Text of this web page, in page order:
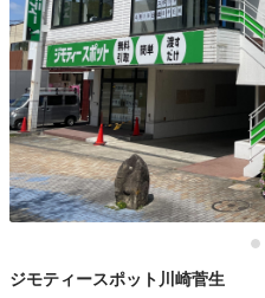
ジモティースポット川崎菅生